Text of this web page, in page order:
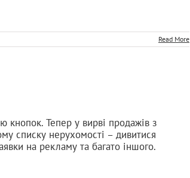
Read More
кнопок. Тепер у вирві продажів з
списку нерухомості – дивитися
на рекламу та багато іншого.